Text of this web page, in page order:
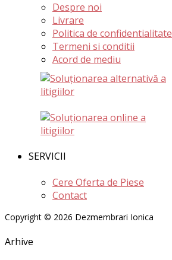
Despre noi
Livrare
Politica de confidentialitate
Termeni si conditii
Acord de mediu
SERVICII
Cere Oferta de Piese
Contact
Copyright © 2026 Dezmembrari Ionica
Arhive